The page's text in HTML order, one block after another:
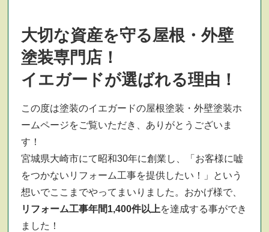
大切な資産を守る屋根・外壁
塗装専門店！
イエガードが選ばれる理由！
この度は塗装のイエガードの屋根塗装・外壁塗装ホ
ームページをご覧いただき、ありがとうございま
す！
宮城県大崎市にて昭和30年に創業し、「お客様に嘘
をつかないリフォーム工事を提供したい！」という
想いでここまでやってまいりました。おかげ様で、
リフォーム工事年間1,400件以上を達成する事ができ
ました！